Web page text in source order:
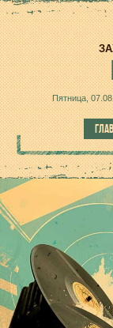
Пятница,